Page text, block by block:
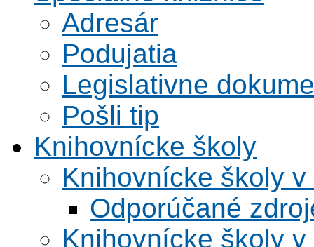
Adresár
Podujatia
Legislativne
Pošli tip
Knihovnícke školy
Knihovnícke školy v
Odporúčané
Knihovnícke školy v